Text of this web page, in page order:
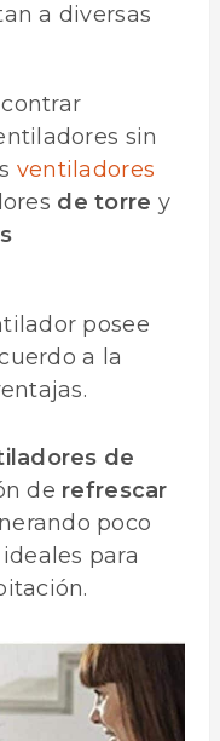
a diversas
sin
ventiladores
de torre y
posee
a la
de
de refrescar
poco
para